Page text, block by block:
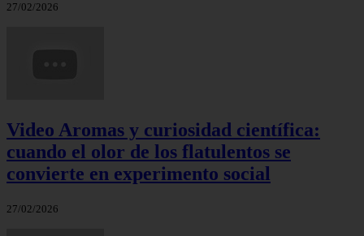
27/02/2026
Video Aromas y curiosidad científica:
cuando el olor de los flatulentos se
convierte en experimento social
27/02/2026